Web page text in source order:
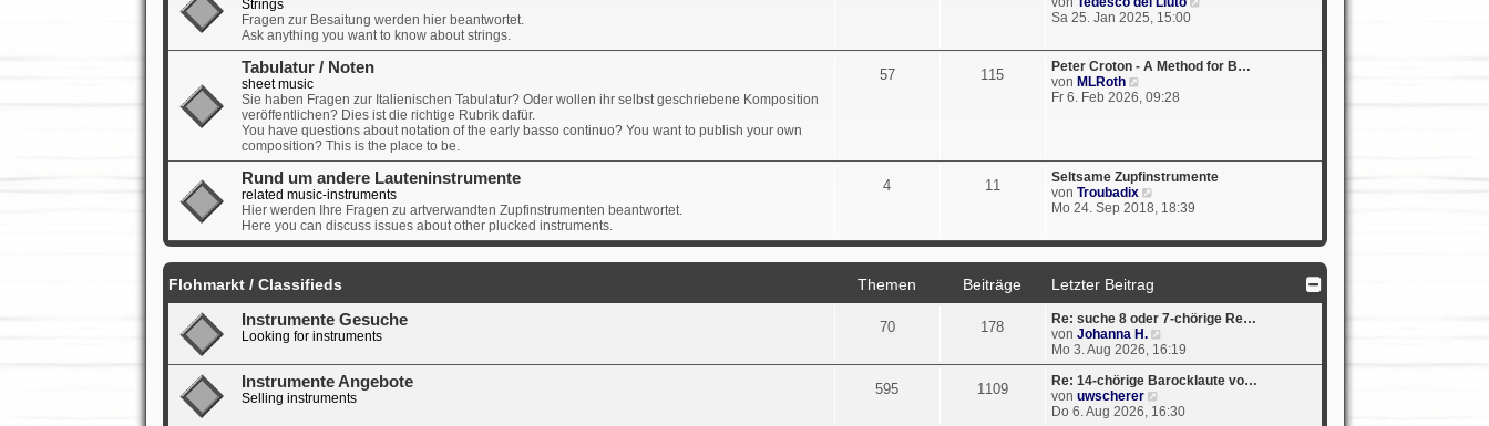
a
g
B
t
r
a
g
Strings
Fragen zur Besaitung werden hier beantwortet.
Ask anything you want to know about strings.
e
s
t
r
Sa 25. Jan 2025, 15:00
Tabulatur / Noten
sheet music
Sie haben Fragen zur Italienischen Tabulatur? Oder wollen ihr selbst geschriebene Komposition
veröffentlichen? Dies ist die richtige Rubrik dafür.
You have questions about notation of the early basso continuo? You want to publish your own
composition? This is the place to be.
57 115
Peter Croton - A Method for B…
von MLRoth
e
t
e
r
B
t
r
a
g
Fr 6. Feb 2026, 09:28
Rund um andere Lauteninstrumente
related music-instruments
Hier werden Ihre Fragen zu artverwandten Zupfinstrumenten beantwortet.
Here you can discuss issues about other plucked instruments.
4 11
Seltsame Zupfinstrumente
von Troubadix
e
e
B
e
i
t
r
a
g
Mo 24. Sep 2018, 18:39
Flohmarkt / Classifieds Themen Beiträge
Letzter Beitrag
Instrumente Gesuche
Looking for instruments
70 178
Re: suche 8 oder 7-chörige Re…
von Johanna H.
e
u
e
t
Mo 3. Aug 2026, 16:19
Instrumente Angebote
Selling instruments
595 1109
Re: 14-chörige Barocklaute vo…
von uwscherer
e
Do 6. Aug 2026, 16:30